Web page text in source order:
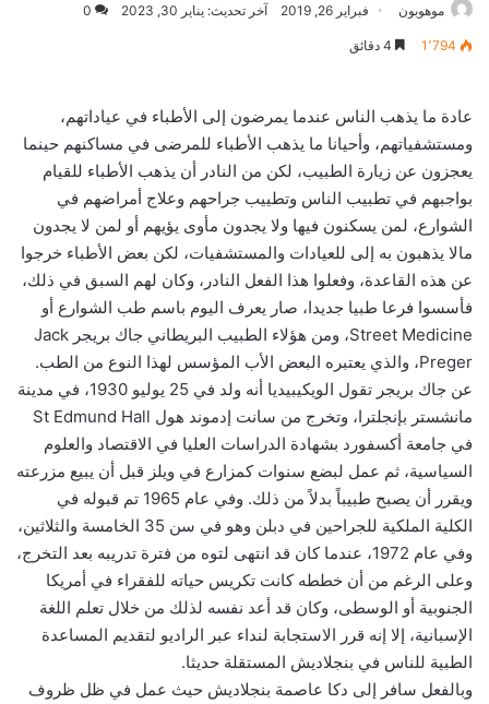
موهوبون فبراير 26, 2019 آخر تحديث: يناير 30, 2023 0
1٬794
عادة ما يذهب الناس عندما يمرضون إلى الأطباء في عياداتهم،
ومستشفياتهم، وأحيانا ما يذهب الأطباء للمرضى في مساكنهم حينما
يعجزون عن زيارة الطبيب، لكن من النادر أن يذهب الأطباء للقيام
بواجبهم في تطبيب الناس وتطييب جراحهم وعلاج أمراضهم في
الشوارع، لمن يسكنون فيها ولا يجدون مأوى يؤيهم أو لمن لا يجدون
مالا يذهبون به إلى للعيادات والمستشفيات، لكن بعض الأطباء خرجوا
عن هذه القاعدة، وفعلوا هذا الفعل النادر، وكان لهم السبق في ذلك،
فأسسوا فرعا طبيا جديدا، صار يعرف اليوم باسم طب الشوارع أو
Street Medicine، ومن هؤلاء الطبيب البريطاني جاك بريجر Jack
Preger، والذي يعتبره البعض الأب المؤسس لهذا النوع من الطب.
عن جاك بريجر تقول الويكيبيديا أنه ولد في 25 يوليو 1930، في مدينة
مانشستر بإنجلترا، وتخرج من سانت إدموند هول St Edmund Hall
في جامعة أكسفورد بشهادة الدراسات العليا في الاقتصاد والعلوم
السياسية، ثم عمل لبضع سنوات كمزارع في ويلز قبل أن يبيع مزرعته
ويقرر أن يصبح طبيباً بدلاً من ذلك. وفي عام 1965 تم قبوله في
الكلية الملكية للجراحين في دبلن وهو في سن 35 الخامسة والثلاثين،
وفي عام 1972، عندما كان قد انتهى لتوه من فترة تدريبه بعد التخرج،
وعلى الرغم من أن خططه كانت تكريس حياته للفقراء في أمريكا
الجنوبية أو الوسطى، وكان قد أعد نفسه لذلك من خلال تعلم اللغة
الإسبانية، إلا إنه قرر الاستجابة لنداء عبر الراديو لتقديم المساعدة
الطبية للناس في بنجلاديش المستقلة حديثا.
وبالفعل سافر إلى دكا عاصمة بنجلاديش حيث عمل في ظل ظروف